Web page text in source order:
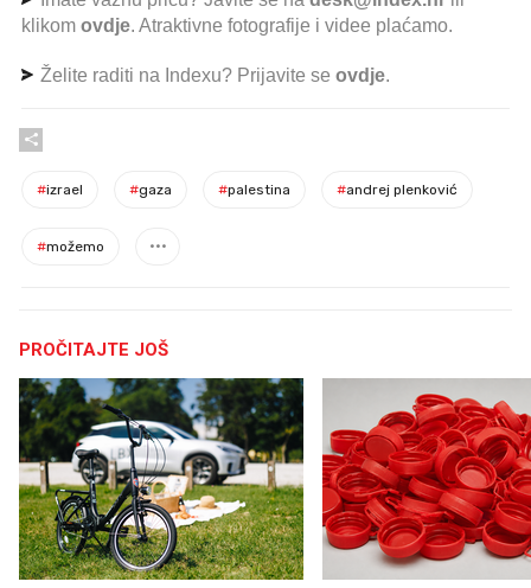
klikom ovdje. Atraktivne fotografije i videe plaćamo.
Želite raditi na Indexu? Prijavite se ovdje.
#izrael #gaza #palestina #andrej plenković
#možemo
PROČITAJTE JOŠ